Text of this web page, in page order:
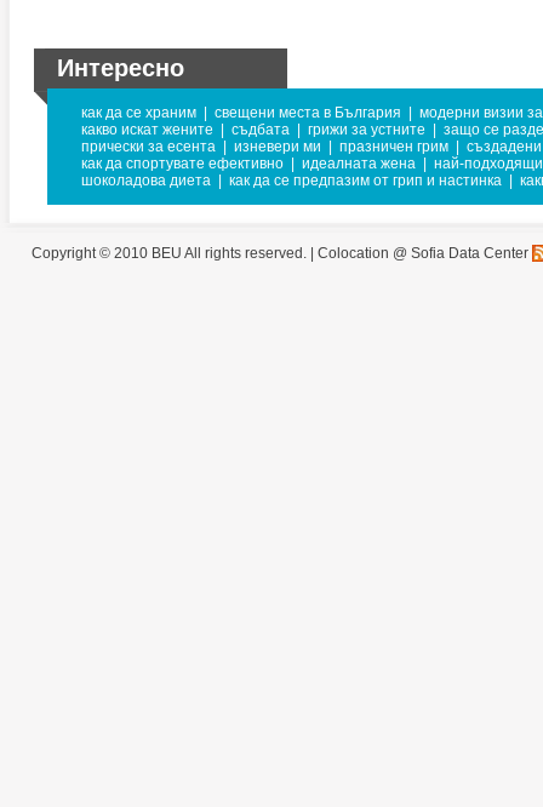
Интересно
как да се храним свещени места в България
модерни визии
какво искат жените
съдбата грижи за устните
защо се
прически за есента
изневери ми празничен грим
създадени
как да спортувате ефективно
идеалната жена
най-
шоколадова диета
как да се предпазим от грип и настинка
Copyright © 2010 BEU All rights reserved. | Colocation @ Sofia Data Center